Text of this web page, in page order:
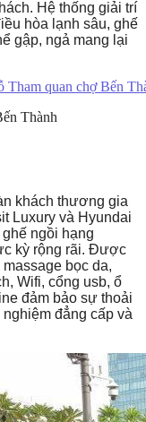
Hệ thống giải trí
hòa lạnh sâu, ghế
gập, ngả mang lại
Thành
khách thương gia
Luxury và Hyundai
ngồi hạng
kỳ rộng rãi. Được
bọc da,
Wifi, cổng usb, ổ
đảm bảo sự thoải
đẳng cấp và